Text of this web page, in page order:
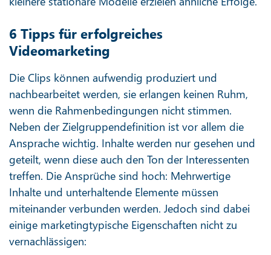
6 Tipps für erfolgreiches
Videomarketing
Die Clips können aufwendig produziert und
nachbearbeitet werden, sie erlangen keinen Ruhm,
wenn die Rahmenbedingungen nicht stimmen.
Neben der Zielgruppendefinition ist vor allem die
Ansprache wichtig. Inhalte werden nur gesehen und
geteilt, wenn diese auch den Ton der Interessenten
treffen. Die Ansprüche sind hoch: Mehrwertige
Inhalte und unterhaltende Elemente müssen
miteinander verbunden werden. Jedoch sind dabei
einige marketingtypische Eigenschaften nicht zu
vernachlässigen: